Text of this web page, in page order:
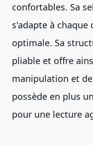
confortables. Sa
s'adapte à
optimale. Sa
pliable et offre
manipulation et
possède en plus
pour une lecture